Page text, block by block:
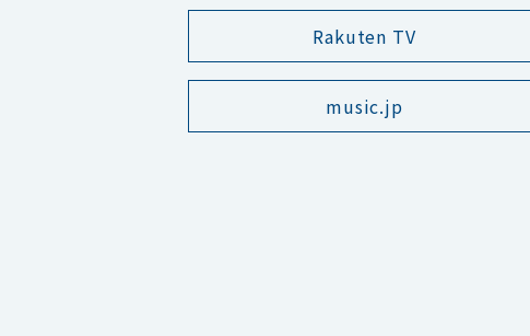
Rakuten TV
music.jp